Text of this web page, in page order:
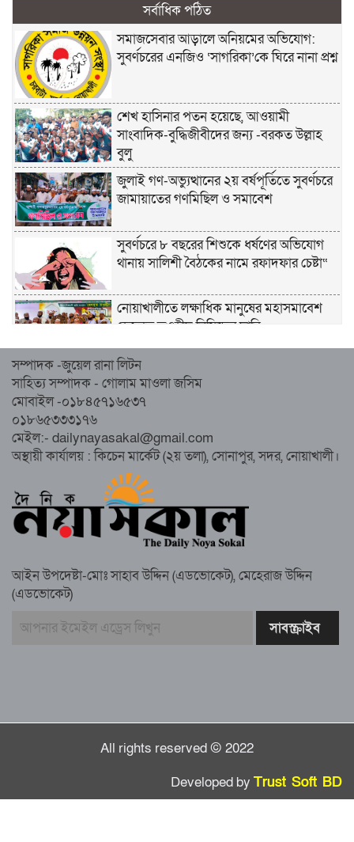
সর্বাধিক পঠিত
সমাজসেবার আড়ালে অনিয়মের অভিযোগ:
সুবর্ণচরের এনজিও ‘সাগরিকা’কে ঘিরে নানা প্রশ্ন
শেখ হাসিনার পতন হয়েছে, আওয়ামী
সাংবাদিক-বুদ্ধিজীবীদের জন্য -বরকত উল্লাহ
বুলু
জুলাই গণ-অভ্যুত্থানের ২য় বর্ষপূর্তিতে সুবর্ণচরে
জামায়াতের গণমিছিল ও সমাবেশ
সুবর্ণচরে ৮ বছরের শিশুকে ধর্ষণের অভিযোগ
থানায় সালিশী বৈঠকের নামে রফাদফার চেষ্টা“
নোয়াখালীতে লক্ষাধিক মানুষের মহাসমাবেশ
হেজবুত তওহীদ নিষিদ্ধের দাবি
নোয়াখালীতে ইসলামী মহাসমাবেশের প্রস্তুতি
সম্পন্ন, অংশ নেবেন লক্ষাধিক মানুষ
নোয়াখালীতে ইসলামী ছাত্রশিবিরের ‘অদম্য
জুলাই’ মিছিল
সুবর্ণচরে মায়ের অভিযোগে সাবেক ভাইস
চেয়ারম্যান গ্রেপ্তার
স্মরণ সভায় মিলাদ ও দোয়া
সম্পাদক -জুয়েল রানা লিটন
সাহিত্য সম্পাদক - গোলাম মাওলা জসিম
মোবাইল -০১৮৪৫৭১৬৫৩৭
০১৮৬৫৩৩৩১৭৬
মেইল:- dailynayasakal@gmail.com
অস্থায়ী কার্যালয় : কিচেন মার্কেট (২য় তলা), সোনাপুর, সদর, নোয়াখালী।
আইন উপদেষ্টা-মোঃ সাহাব উদ্দিন (এডভোকেট), মেহেরাজ উদ্দিন
(এডভোকেট)
All rights reserved © 2022
Developed by Trust Soft BD